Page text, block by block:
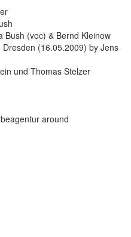
Bush (voc) & Bernd Kleinow
(16.05.2009) by Jens
und Thomas Stelzer
around